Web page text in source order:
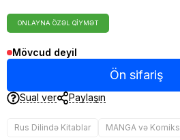
ONLAYNA ÖZƏL QIYMƏT
Mövcud deyil
Ön sifariş
Sual ver Paylaşın
Rus Dilində Kitablar MANGA və Komiks